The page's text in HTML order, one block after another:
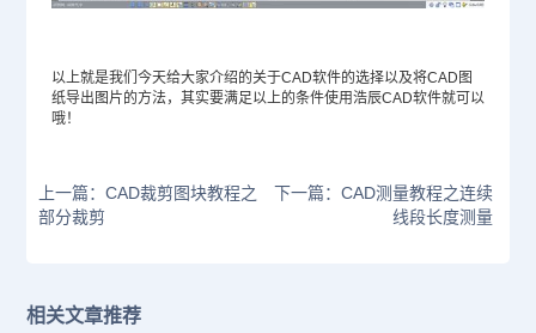
以上就是我们今天给大家介绍的关于CAD软件的选择以及将CAD图
纸导出图片的方法，其实要满足以上的条件使用浩辰CAD软件就可以
哦！
上一篇：CAD裁剪图块教程之
部分裁剪
下一篇：CAD测量教程之连续
线段长度测量
相关文章推荐